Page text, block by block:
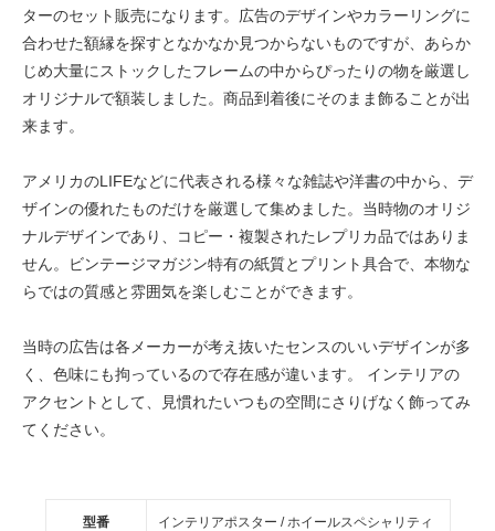
ターのセット販売になります。広告のデザインやカラーリングに
合わせた額縁を探すとなかなか見つからないものですが、あらか
じめ大量にストックしたフレームの中からぴったりの物を厳選し
オリジナルで額装しました。商品到着後にそのまま飾ることが出
来ます。
アメリカのLIFEなどに代表される様々な雑誌や洋書の中から、デ
ザインの優れたものだけを厳選して集めました。当時物のオリジ
ナルデザインであり、コピー・複製されたレプリカ品ではありま
せん。ビンテージマガジン特有の紙質とプリント具合で、本物な
らではの質感と雰囲気を楽しむことができます。
当時の広告は各メーカーが考え抜いたセンスのいいデザインが多
く、色味にも拘っているので存在感が違います。 インテリアの
アクセントとして、見慣れたいつもの空間にさりげなく飾ってみ
てください。
型番
インテリアポスター / ホイールスペシャリティ